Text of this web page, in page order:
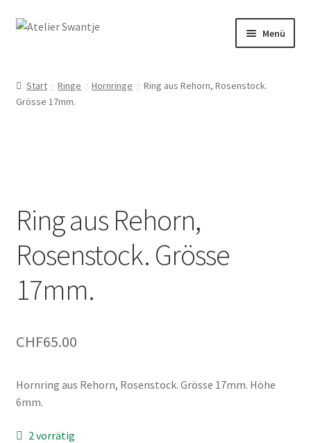
Zur
Zum
Menü
Dein Weg mit Herz
Räuchern & Trommeln
Shop
Veranstaltungen
Start Ringe Hornringe
Ring aus Rehorn, Rosenstock.
Grösse 17mm.
Ring aus Rehorn,
Rosenstock. Grösse
17mm.
CHF65.00
Hornring aus Rehorn, Rosenstock. Grösse 17mm. Höhe
6mm.
2 vorrätig